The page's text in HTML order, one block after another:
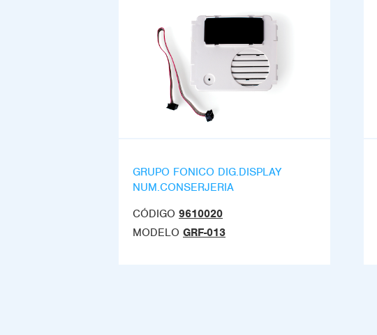
GRUPO FONICO DIG.DISPLAY
NUM.CONSERJERIA
CÓDIGO 9610020
MODELO GRF-013